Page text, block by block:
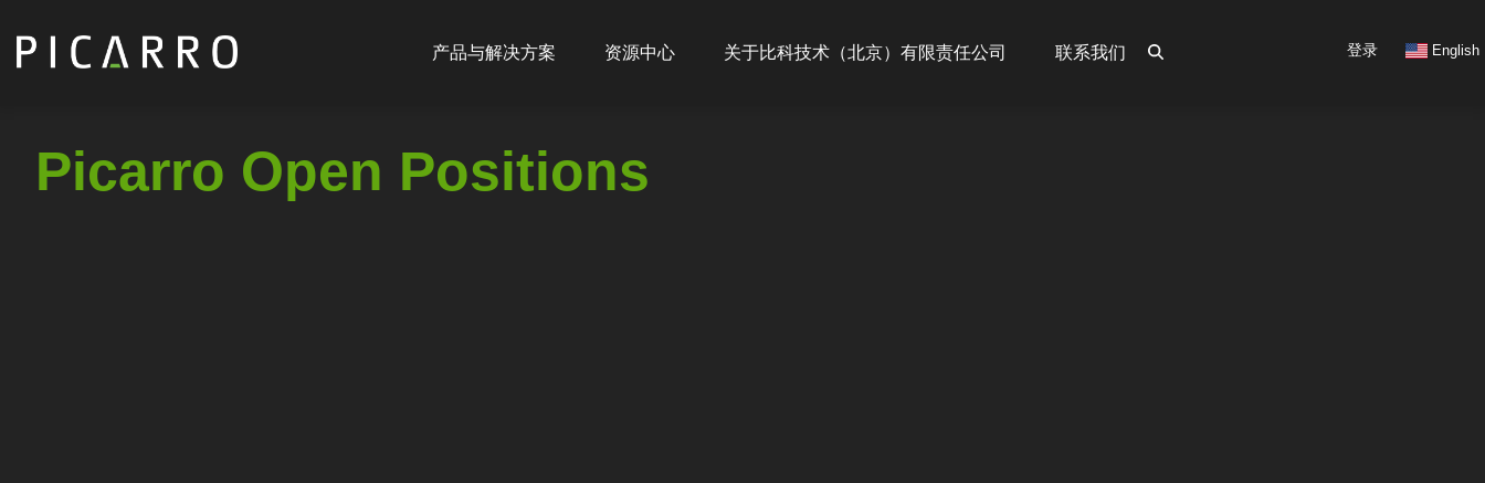
转
到
navigation
CN
产品与解决方案 资源中心 关于比科技术（北京）有限责任公司 联系我们
User
登录 English
Picarro Open Positions